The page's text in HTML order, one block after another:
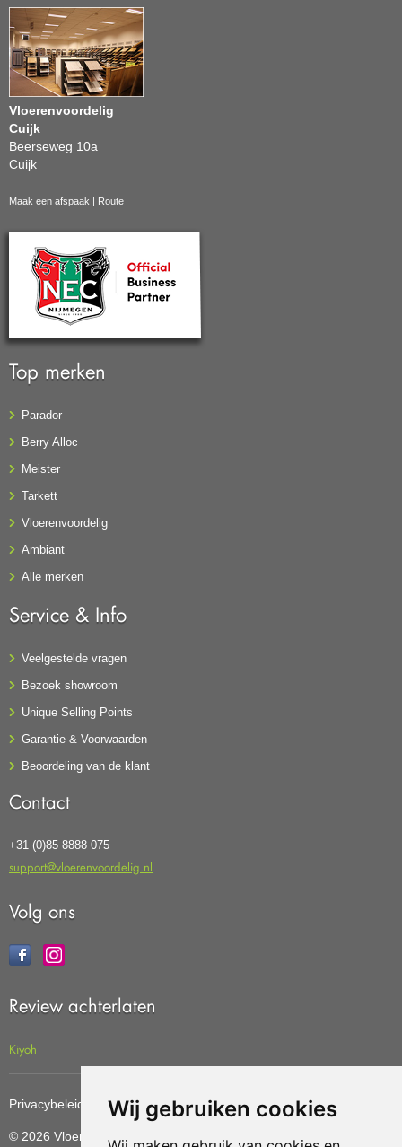
Wij gebruiken cookies
Vloerenvoordelig
Cuijk
Beerseweg 10a
Cuijk
Maak een afspaak Route
Top merken
Parador
Berry Alloc
Meister
Tarkett
Vloerenvoordelig
Ambiant
Alle merken
Service & Info
Veelgestelde vragen
Bezoek showroom
Unique Selling Points
Garantie & Voorwaarden
Beoordeling van de klant
Contact
+31 (0)85 8888 075
support@vloerenvoordelig.nl
Volg ons
Review achterlaten
Kiyoh
Privacybeleid Cookiebeleid Update cookies preferences
© 2026 Vloerenvoordelig Deze website is ontwikkeld door AGN